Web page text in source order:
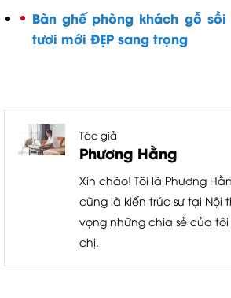
Bàn ghế phòng khách gỗ
tươi mới ĐẸP sang trọng
Tác giả
Phương Hằng
Xin chào! Tôi là Phương
cũng là kiến trúc sư tại Nội
vọng những chia sẻ của
chị.